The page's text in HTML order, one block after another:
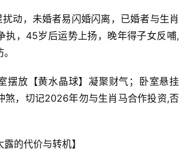
扰动，未婚者易闪婚闪离，已婚者与生肖
执，45岁后运势上扬，晚年得子女反哺,
摆放【黄水晶球】凝聚财气；卧室悬挂
煞，切记2026年勿与生肖马合作投资,否
露的代价与转机】